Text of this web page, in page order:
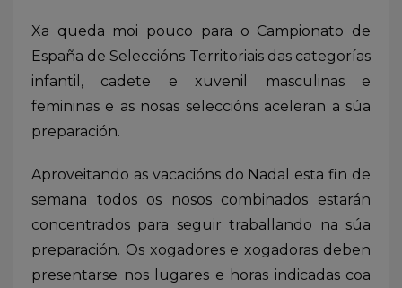
Xa queda moi pouco para o Campionato de
España de Seleccións Territoriais das categorías
infantil, cadete e xuvenil masculinas e
femininas e as nosas seleccións aceleran a súa
preparación.
Aproveitando as vacacións do Nadal esta fin de
semana todos os nosos combinados estarán
concentrados para seguir traballando na súa
preparación. Os xogadores e xogadoras deben
presentarse nos lugares e horas indicadas coa